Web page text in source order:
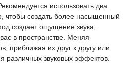
использовать два
чтобы создать более насыщенный
создает ощущение звука,
в пространстве. Меняя
приближая их друг к другу или
различных звуковых эффектов.